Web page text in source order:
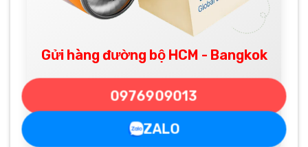
Gửi hàng đường bộ HCM - Bangkok
0976909013
ZALO